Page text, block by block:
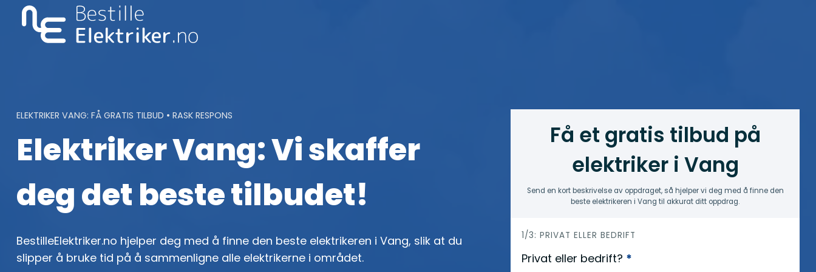
content
ELEKTRIKER VANG: FÅ GRATIS TILBUD • RASK RESPONS
Elektriker Vang: Vi skaffer
deg det beste tilbudet!
BestilleElektriker.no hjelper deg med å finne den beste elektrikeren i Vang, slik at du
slipper å bruke tid på å sammenligne alle elektrikerne i området.
Få et gratis tilbud på
elektriker i Vang
Send en kort beskrivelse av oppdraget, så hjelper vi deg med å finne den
beste elektrikeren i Vang til akkurat ditt oppdrag.
h
e
1/3: PRIVAT ELLER BEDRIFT
Privat eller bedrift? *